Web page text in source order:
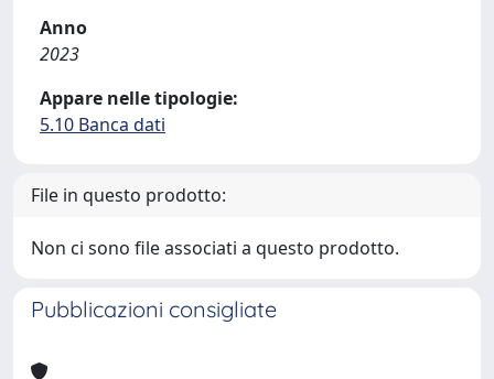
Anno
2023
Appare nelle tipologie:
5.10 Banca dati
File in questo prodotto:
Non ci sono file associati a questo prodotto.
Pubblicazioni consigliate